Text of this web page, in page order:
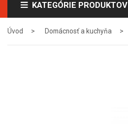
KATEGÓRIE PRODUKTOV
Úvod Domácnosť a kuchyňa